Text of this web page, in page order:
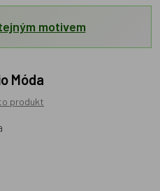
motivem
Móda
produkt